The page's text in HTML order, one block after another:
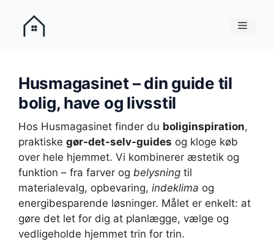
indhold
Menu
Husmagasinet – din guide til
bolig, have og livsstil
Hos Husmagasinet finder du boliginspiration,
praktiske gør-det-selv-guides og kloge køb
over hele hjemmet. Vi kombinerer æstetik og
funktion – fra farver og belysning til
materialevalg, opbevaring, indeklima og
energibesparende løsninger. Målet er enkelt: at
gøre det let for dig at planlægge, vælge og
vedligeholde hjemmet trin for trin.